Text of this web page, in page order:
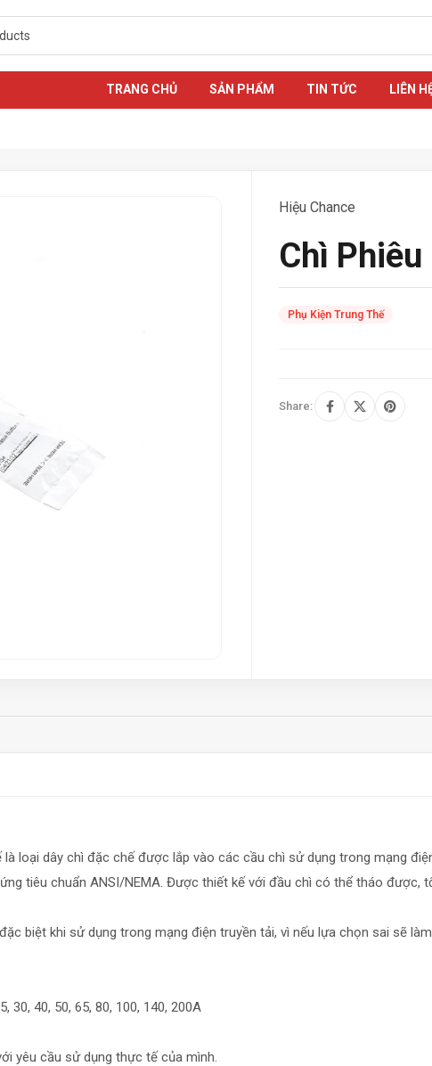
TRANG CHỦ SẢN PHẨM TIN TỨC LIÊN
Chì Phiêu
Hiệu Chance
Phụ Kiện Trung Thế
Share:
loại dây chì đặc chế được lắp vào các cầu chì sử dụng trong mạng
tiêu chuẩn ANSI/NEMA. Được thiết kế với đầu chì có thể tháo được,
biệt khi sử dụng trong mạng điện truyền tải, vì nếu lựa chọn sai sẽ
30, 40, 50, 65, 80, 100, 140, 200A
yêu cầu sử dụng thực tế của mình.